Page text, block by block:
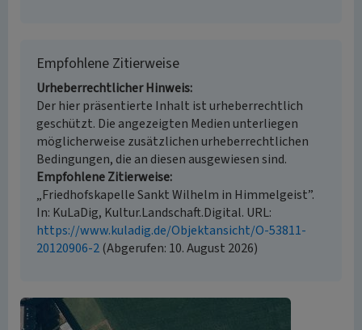
Empfohlene Zitierweise
Urheberrechtlicher Hinweis
Der hier präsentierte Inhalt ist urheberrechtlich
geschützt. Die angezeigten Medien unterliegen
möglicherweise zusätzlichen urheberrechtlichen
Bedingungen, die an diesen ausgewiesen sind.
Empfohlene Zitierweise
„Friedhofskapelle Sankt Wilhelm in Himmelgeist”.
In: KuLaDig, Kultur.Landschaft.Digital. URL:
https://www.kuladig.de/Objektansicht/O-53811-
20120906-2(Abgerufen: 10. August 2026)